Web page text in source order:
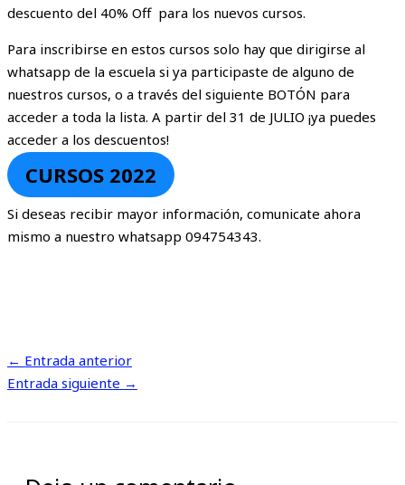
descuento del 40% Off para los nuevos cursos.
Para inscribirse en estos cursos solo hay que dirigirse al
whatsapp de la escuela si ya participaste de alguno de
nuestros cursos, o a través del siguiente BOTÓN para
acceder a toda la lista. A partir del 31 de JULIO ¡ya puedes
acceder a los descuentos!
CURSOS 2022
Si deseas recibir mayor información, comunicate ahora
mismo a nuestro whatsapp 094754343.
← Entrada anterior
Entrada siguiente →